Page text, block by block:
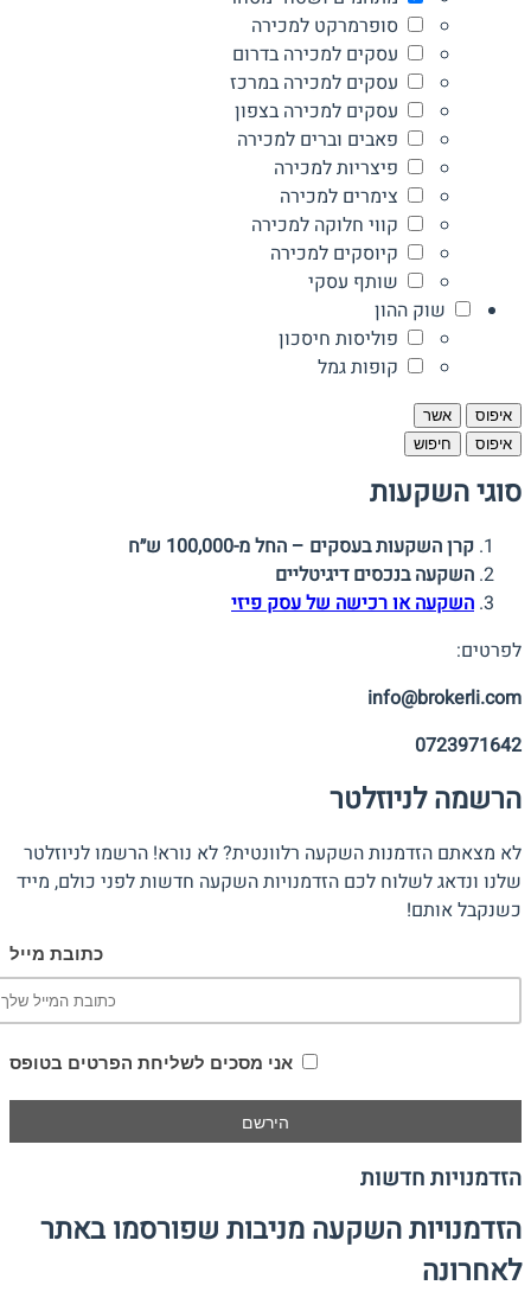
סופרמרקט למכירה
עסקים למכירה בדרום
עסקים למכירה במרכז
עסקים למכירה בצפון
פאבים וברים למכירה
פיצריות למכירה
צימרים למכירה
קווי חלוקה למכירה
קיוסקים למכירה
שותף עסקי
שוק ההון
פוליסות חיסכון
קופות גמל
איפוס
אשר
איפוס
חיפוש
סוגי השקעות
קרן השקעות בעסקים – החל מ-100,000 ש״ח
השקעה בנכסים דיגיטליים
השקעה או רכישה של עסק פיזי
לפרטים:
info@brokerli.com
0723971642
הרשמה לניוזלטר
לא מצאתם הזדמנות השקעה רלוונטית? לא נורא! הרשמו לניוזלטר
שלנו ונדאג לשלוח לכם הזדמנויות השקעה חדשות לפני כולם, מייד
כשנקבל אותם!
כתובת מייל
אני מסכים לשליחת הפרטים בטופס
הזדמנויות חדשות
הזדמנויות השקעה מניבות שפורסמו באתר
לאחרונה